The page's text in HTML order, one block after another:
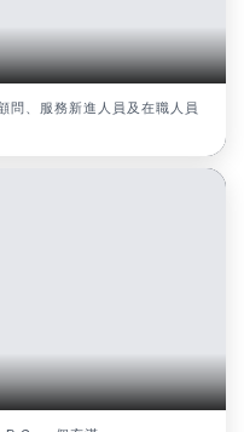
問、服務新進人員及在職人員